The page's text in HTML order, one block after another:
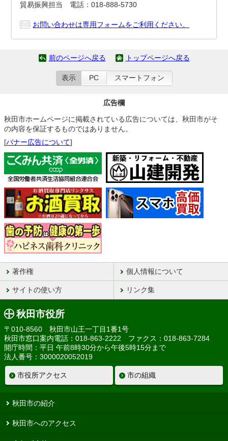
貿易振興担当 電話：018-888-5730
お問い合わせは専用フォームをご利用ください。
前のページへ戻る トップページへ戻る
表示 PC スマートフォン
広告欄
秋田市ホームページに掲載されている広告については、秋田市がそ
の内容を保証するものではありません。
[バナー広告について]
著作権 個人情報について
サイトの使い方 リンク集
秋田市役所
〒010-8560 秋田市山王一丁目1番1号
秋田市窓口案内電話：018-863-2222 ファクス：018-863-7284
開庁時間：平日 午前8時30分から午後5時15分まで
法人番号：3000020052019
市役所アクセス 市の組織
秋田市の紹介
秋田市へのアクセス